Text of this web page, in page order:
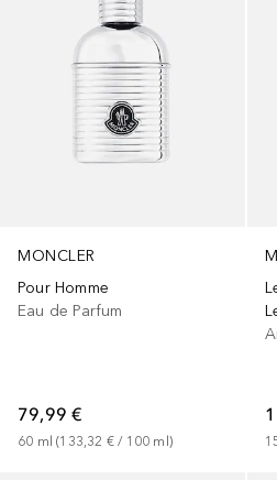
MONCLER
Pour Homme
Eau de Parfum
79,99 €
60 ml (133,32 € / 100 ml)